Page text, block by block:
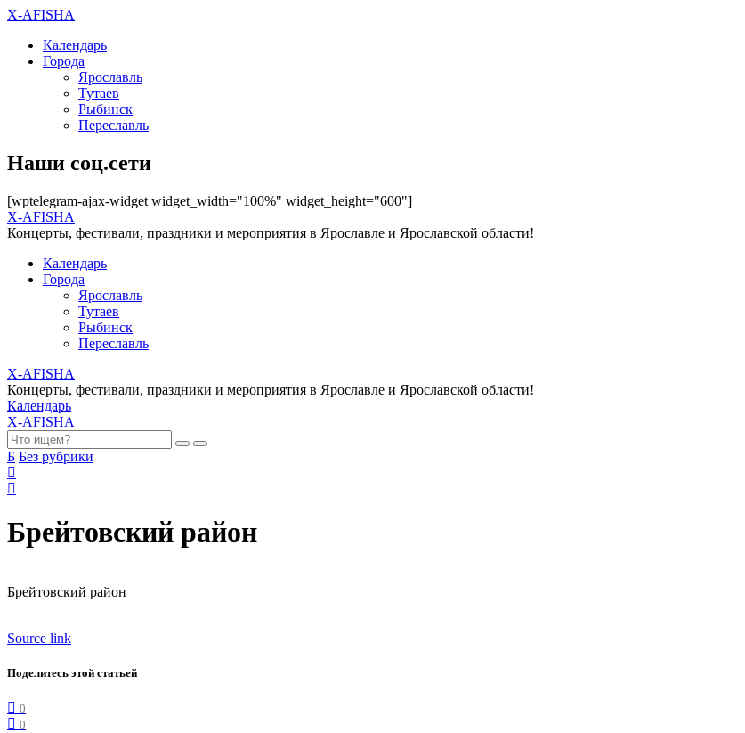
X-AFISHA
Календарь
Города
Ярославль
Тутаев
Рыбинск
Переславль
Наши соц.сети
[wptelegram-ajax-widget widget_width="100%" widget_height="600"]
X-AFISHA
Концерты, фестивали, праздники и мероприятия в Ярославле и Ярославской области!
Календарь
Города
Ярославль
Тутаев
Рыбинск
Переславль
X-AFISHA
Концерты, фестивали, праздники и мероприятия в Ярославле и Ярославской области!
Календарь
X-AFISHA
Б Без рубрики
Брейтовский район
Брейтовский район
Source link
Поделитесь этой статьей
0
0